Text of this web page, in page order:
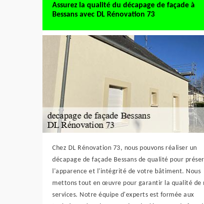
Assurez la qualité du décapage de façade à
Bessans avec DL Rénovation 73
Chez DL Rénovation 73, nous pouvons réaliser un
décapage de façade Bessans de qualité pour
l'apparence et l'intégrité de votre bâtiment. Nous
mettons tout en œuvre pour garantir la qualité de
services. Notre équipe d'experts est formée aux